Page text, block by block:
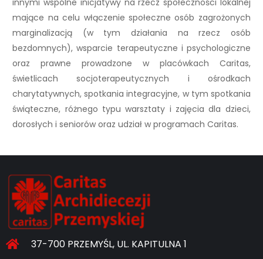
mające na celu włączenie społeczne osób zagrożonych
marginalizacją (w tym działania na rzecz osób
bezdomnych), wsparcie terapeutyczne i psychologiczne
oraz prawne prowadzone w placówkach Caritas,
świetlicach socjoterapeutycznych i ośrodkach
charytatywnych, spotkania integracyjne, w tym spotkania
świąteczne, różnego typu warsztaty i zajęcia dla dzieci,
dorosłych i seniorów oraz udział w programach Caritas.
37-700 PRZEMYŚL, UL. KAPITULNA 1